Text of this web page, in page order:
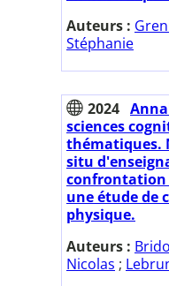
Auteurs :
Stéphanie
2024
sciences
thématiques.
situ
confrontation
une étude de
physique.
Auteurs :
Nicolas ;